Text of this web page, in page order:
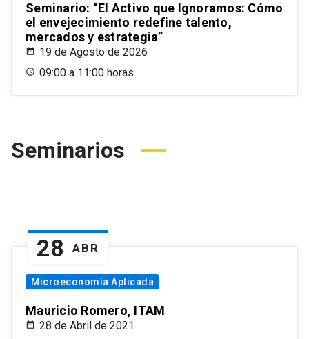
Seminario: “El Activo que Ignoramos: Cómo
el envejecimiento redefine talento,
mercados y estrategia”
19 de Agosto de 2026
09:00 a 11:00 horas
Seminarios
28 ABR
Microeconomía Aplicada
Mauricio Romero, ITAM
28 de Abril de 2021